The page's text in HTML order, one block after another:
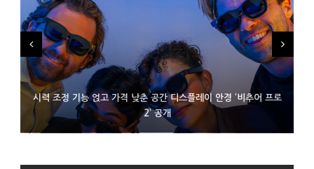
시력 조정 기능 얹고 가격 낮춘 공간 디스플레이 안경 ‘비추어 프로
2’ 공개
D램 부족에 10억달러어치 아이폰18 프로세서 패키징 대기 중
300~400달러 반지형 스피커 준비하는 오픈AI